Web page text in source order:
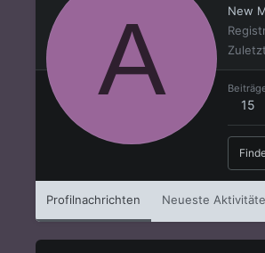
A
New
15
Profilnachrichten Neueste